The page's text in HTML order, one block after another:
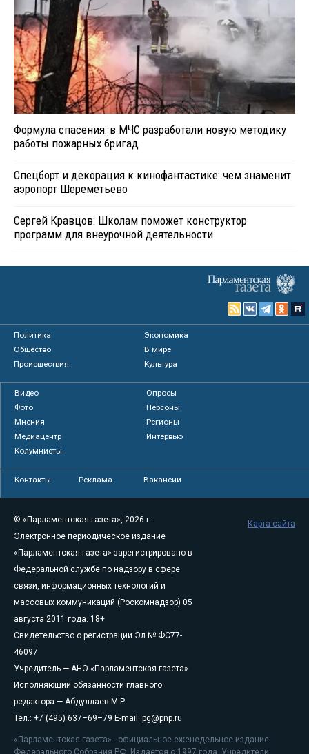
Формула спасения: в МЧС разработали новую методику
работы пожарных бригад
Спецборт и декорация к кинофантастике: чем знаменит
аэропорт Шереметьево
Сергей Кравцов: Школам поможет конструктор
программ для внеурочной деятельности
Политика
Экономика
Общество
В мире
Происшествия
Культура
Видео
Опросы
Фото
Персоны
Мнения
Регионы
Медиацентр
Интервью
Колумнисты
Контакты Реклама Вакансии
© «Парламентская газета», 2026 г.
Электронное периодическое издание
«Парламентская газета» зарегистрировано в
Федеральной службе по надзору в сфере
связи, информационных технологий и
массовых коммуникаций (Роскомнадзор) 05
августа 2011 года. 18+
Свидетельство о регистрации Эл № ФС77-
46097
Учредитель — АНО «Парламентская газета»
Исполняющий обязанности главного
редактора — Абдуллаев М.Р.
Тел.: +7 (495) 637–69–79 E-mail: pg@pnp.ru
«Парламентская газета» - официальное еженедельное издание
Федерального Собрания РФ. Издается с 1997 года. Учредители
Карта сайта